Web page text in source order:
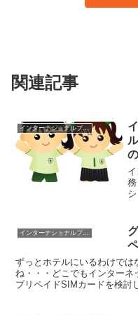
関連記事
インターナショナルプリスクール
インターナショナルプリスクール
ずっとホテルにいるわけでは
ね・・・どこでもインターネ
プリペイドSIMカードを検討